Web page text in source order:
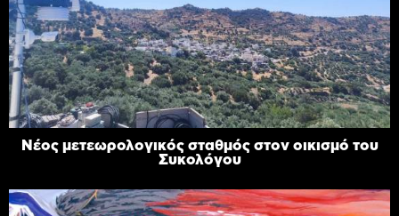
Νέος μετεωρολογικός σταθμός στον οικισμό του
Συκολόγου